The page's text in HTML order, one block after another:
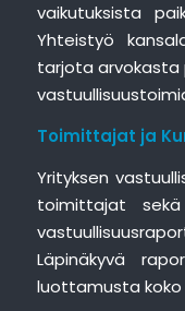
vaikutuksista
Yhteistyö
tarjota
Toimittajat ja
Yrityksen
toimittajat
Läpinäkyvä
luottamusta koko